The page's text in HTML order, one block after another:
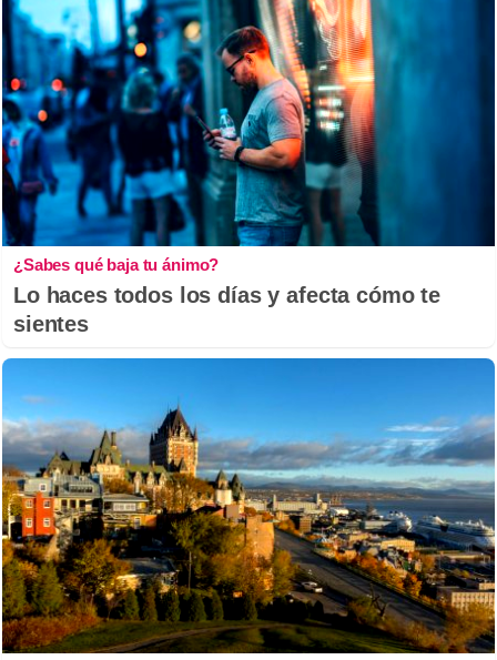
¿Sabes qué baja tu ánimo?
Lo haces todos los días y afecta cómo te
sientes